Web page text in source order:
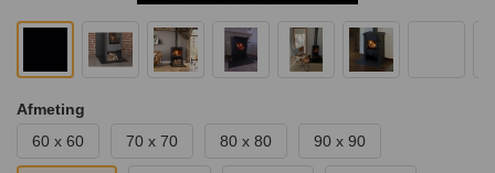
Afmeting
60 x 60
70 x 70 80 x 80 90 x 90